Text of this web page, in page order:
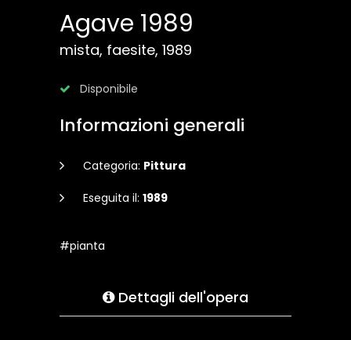
Agave 1989
mista, faesite, 1989
Disponibile
Informazioni generali
Categoria: Pittura
Eseguita il: 1989
#pianta
Dettagli dell'opera